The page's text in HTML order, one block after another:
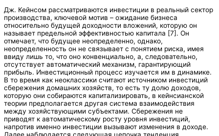
Дж. Кейнсом рассматриваются инвестиции в реальный сектор
производства, ключевой мотив – ожидание бизнеса
относительно будущей доходности вложений, которую он
называет предельной эффективностью капитала [7]. Он
отмечает, что будущее неопределенно, однако,
неопределенность он не связывает с понятием риска, имея
ввиду лишь то, что оно конвенциально, а, следовательно,
отсутствует автоматический механизм, гарантирующий
прибыль. Инвестиционный процесс изучается им в динамике.
В то время как неоклассики считают источником инвестиций
сбережения домашних хозяйств, то есть ту долю доходов,
которую они собираются капитализировать, в кейнсианской
теории предполагается другая система взаимодействия
между хозяйствующими субъектами. Сбережения не
приводят к автоматическому росту уровня инвестиций,
напротив именно инвестиции вызывают изменения в доходе.